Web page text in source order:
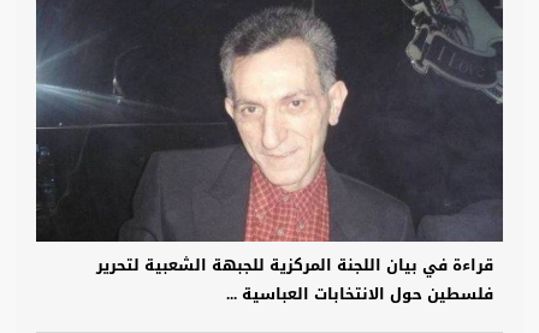
قراءة في بيان اللجنة المركزية للجبهة الشعبية لتحرير
فلسطين حول الانتخابات العباسية ...